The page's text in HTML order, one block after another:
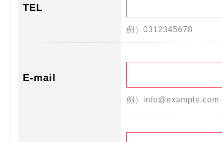
TEL
例）0312345678
E-mail
例）